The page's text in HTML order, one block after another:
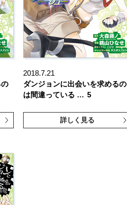
2018.7.21
ダンジョンに出会いを求めるの
は間違っている … 5
詳しく見る